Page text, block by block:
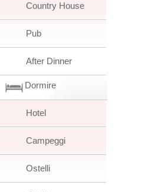
Country House
Pub
After Dinner
Dormire
Hotel
Campeggi
Ostelli